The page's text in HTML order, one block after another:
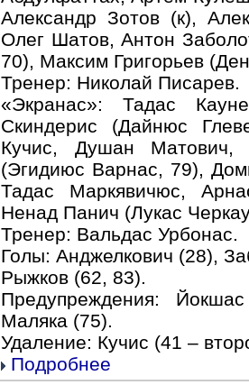
Александр Зотов (к),
Олег Шатов, Антон
70), Максим Григорьев
Тренер: Николай Писарев.
«Экранас»: Тадас
Скиндерис (Дайнюс
Кучис, Душан Матович,
(Эгидиюс Варнас, 79),
Тадас Маркявичюс,
Ненад Панич (Лукас
Тренер: Вальдас Урбонас.
Голы: Анджелкович (28),
Рыжков (62, 83).
Предупреждения:
Маляка (75).
Удаление: Кучис (41 –
Подробнее